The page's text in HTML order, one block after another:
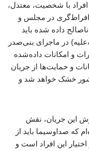
با شخصیت، معتدل،
افراط‌گری در مجلس و
داده شده باید
در ماجرای بنی‌صدر
و امکانات داده‌شده
و حمایت‌ها از جریان
خشک خواهد شد و
این جریان، نقش
صداوسیما باید از
این افراد است و